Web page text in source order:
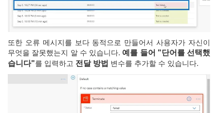
또한 오류 메시지를 보다 동적으로 만들어서 사용자가 자신이
무엇을 잘못했는지 알 수 있습니다. 예를 들어 "단어를 선택했
습니다"를 입력하고 전달 방법 변수를 추가할 수 있습니다.